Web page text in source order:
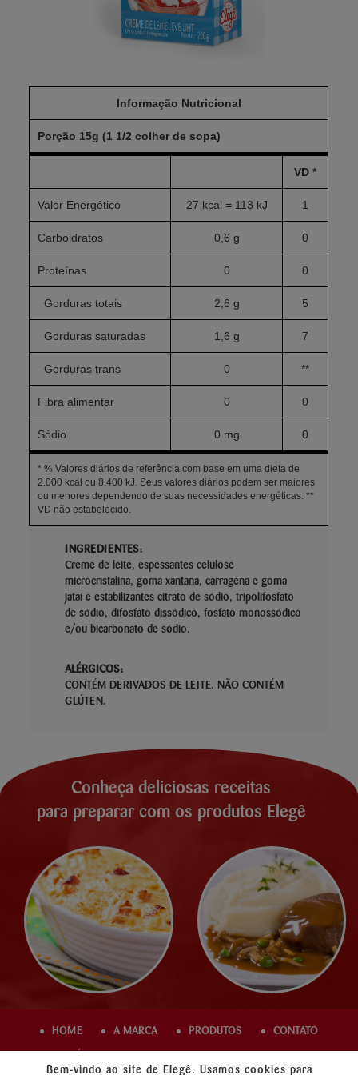
Informação Nutricional
Porção 15g (1 1/2 colher de sopa)
VD *
Valor Energético 27 kcal = 113 kJ 1
Carboidratos 0,6 g 0
Proteínas 0 0
Gorduras totais 2,6 g 5
Gorduras saturadas 1,6 g 7
Gorduras trans 0 **
Fibra alimentar 0 0
Sódio 0 mg 0
* % Valores diários de referência com base em uma dieta de
2.000 kcal ou 8.400 kJ. Seus valores diários podem ser maiores
ou menores dependendo de suas necessidades energéticas. **
VD não estabelecido.
INGREDIENTES:
Creme de leite, espessantes celulose
microcristalina, goma xantana, carragena e goma
jataí e estabilizantes citrato de sódio, tripolifosfato
de sódio, difosfato dissódico, fosfato monossódico
e/ou bicarbonato de sódio.
ALÉRGICOS:
CONTÉM DERIVADOS DE LEITE. NÃO CONTÉM
GLÚTEN.
Conheça deliciosas receitas
para preparar com os produtos Elegê
Bem-vindo ao site de Elegê. Usamos cookies para
HOME A MARCA PRODUTOS CONTATO